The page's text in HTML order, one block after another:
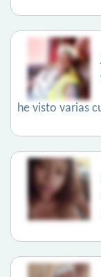
he visto varias